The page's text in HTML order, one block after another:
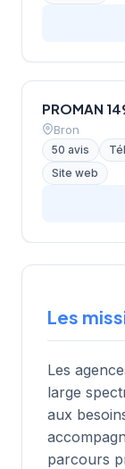
PROMAN
Bron
50 avis
Site web
Les
Les
large
aux
parcours